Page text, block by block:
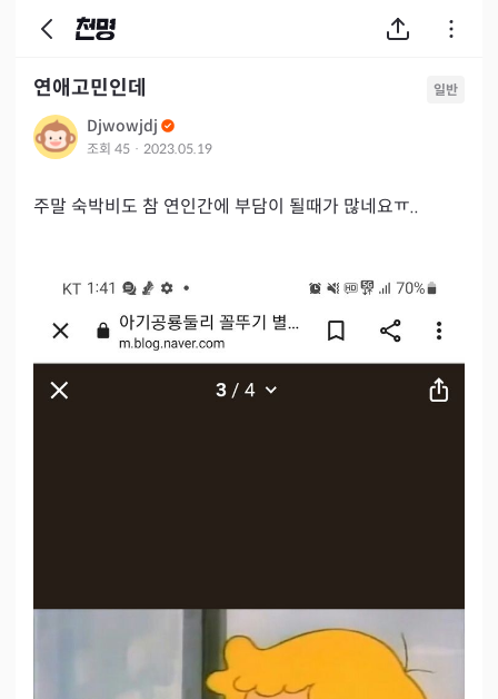
연애고민인데 일반
Djwowjdj
조회 45 · 2023.05.19
주말 숙박비도 참 연인간에 부담이 될때가 많네요ㅠ..